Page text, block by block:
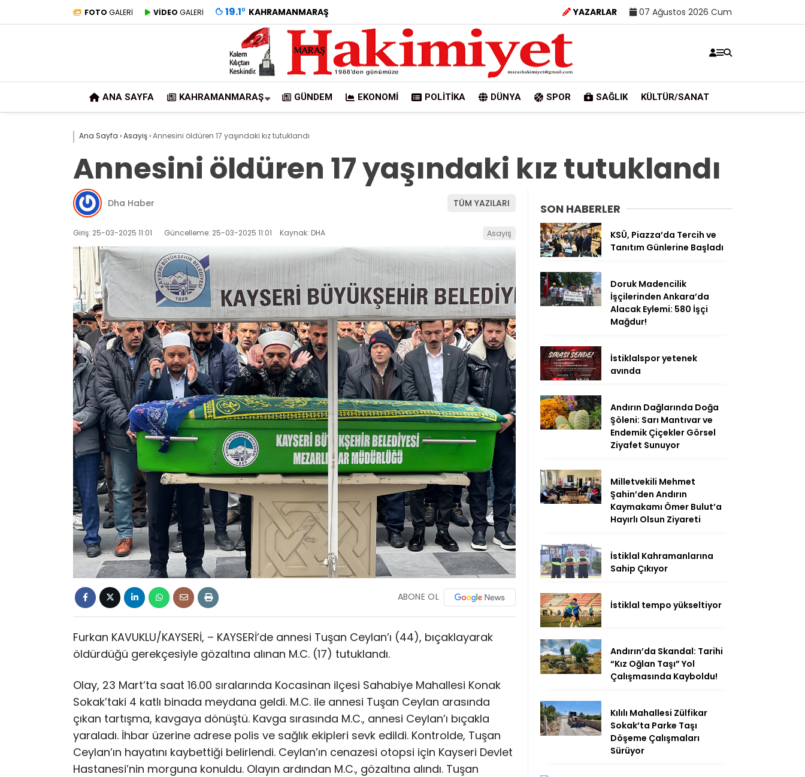
FOTO GALERİ VİDEO GALERİ 19.1° KAHRAMANMARAŞ YAZARLAR 07 Ağustos 2026 Cum
ANA SAYFA KAHRAMANMARAŞ GÜNDEM EKONOMI POLITIKA DÜNYA SPOR SAĞLIK KÜLTÜR/SANAT
Ana Sayfa ›Asayiş›Annesini öldüren 17 yaşındaki kız tutuklandı
Annesini öldüren 17 yaşındaki kız tutuklandı
Dha Haber TÜM YAZILARI
Giriş: 25-03-2025 11:01 Güncelleme: 25-03-2025 11:01 Kaynak: DHA Asayiş
ABONE OL
Furkan KAVUKLU/KAYSERİ, – KAYSERİ’de annesi Tuşan Ceylan’ı (44), bıçaklayarak
öldürdüğü gerekçesiyle gözaltına alınan M.C. (17) tutuklandı.
Olay, 23 Mart’ta saat 16.00 sıralarında Kocasinan ilçesi Sahabiye Mahallesi Konak
Sokak’taki 4 katlı binada meydana geldi. M.C. ile annesi Tuşan Ceylan arasında
çıkan tartışma, kavgaya dönüştü. Kavga sırasında M.C., annesi Ceylan’ı bıçakla
yaraladı. İhbar üzerine adrese polis ve sağlık ekipleri sevk edildi. Kontrolde, Tuşan
Ceylan’ın hayatını kaybettiği belirlendi. Ceylan’ın cenazesi otopsi için Kayseri Devlet
Hastanesi’nin morguna konuldu. Olayın ardından M.C., gözaltına alındı. Tuşan
SON HABERLER
KSÜ, Piazza’da Tercih ve
Tanıtım Günlerine Başladı
Doruk Madencilik
İşçilerinden Ankara’da
Alacak Eylemi: 580 İşçi
Mağdur!
İstiklalspor yetenek
avında
Andırın Dağlarında Doğa
Şöleni: Sarı Mantıvar ve
Endemik Çiçekler Görsel
Ziyafet Sunuyor
Milletvekili Mehmet
Şahin’den Andırın
Kaymakamı Ömer Bulut’a
Hayırlı Olsun Ziyareti
İstiklal Kahramanlarına
Sahip Çıkıyor
İstiklal tempo yükseltiyor
Andırın’da Skandal: Tarihi
“Kız Oğlan Taşı” Yol
Çalışmasında Kayboldu!
Kılılı Mahallesi Zülfikar
Sokak’ta Parke Taşı
Döşeme Çalışmaları
Sürüyor